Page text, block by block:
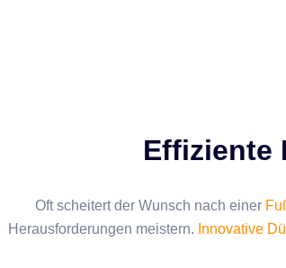
Effiziente
Oft scheitert der Wunsch nach einer
Herausforderungen meistern. Innovative